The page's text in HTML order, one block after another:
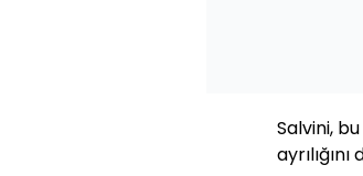
Salvini,